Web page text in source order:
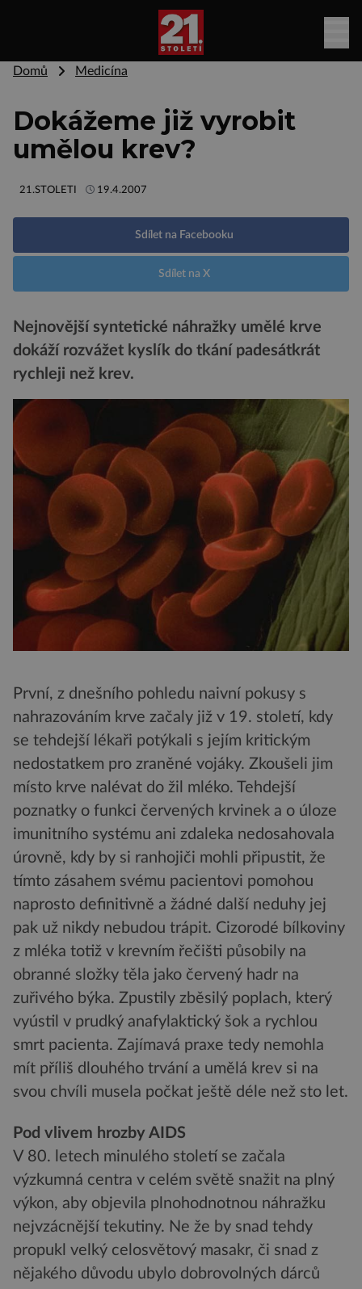
Domů Medicína
Dokážeme již vyrobit
umělou krev?
21.STOLETI 19.4.2007
Sdílet na Facebooku
Sdílet na X
Nejnovější syntetické náhražky umělé krve
dokáží rozvážet kyslík do tkání padesátkrát
rychleji než krev.
První, z dnešního pohledu naivní pokusy s
nahrazováním krve začaly již v 19. století, kdy
se tehdejší lékaři potýkali s jejím kritickým
nedostatkem pro zraněné vojáky. Zkoušeli jim
místo krve nalévat do žil mléko. Tehdejší
poznatky o funkci červených krvinek a o úloze
imunitního systému ani zdaleka nedosahovala
úrovně, kdy by si ranhojiči mohli připustit, že
tímto zásahem svému pacientovi pomohou
naprosto definitivně a žádné další neduhy jej
pak už nikdy nebudou trápit. Cizorodé bílkoviny
z mléka totiž v krevním řečišti působily na
obranné složky těla jako červený hadr na
zuřivého býka. Zpustily zběsilý poplach, který
vyústil v prudký anafylaktický šok a rychlou
smrt pacienta. Zajímavá praxe tedy nemohla
mít příliš dlouhého trvání a umělá krev si na
svou chvíli musela počkat ještě déle než sto let.
Pod vlivem hrozby AIDS
V 80. letech minulého století se začala
výzkumná centra v celém světě snažit na plný
výkon, aby objevila plnohodnotnou náhražku
nejvzácnější tekutiny. Ne že by snad tehdy
propukl velký celosvětový masakr, či snad z
nějakého důvodu ubylo dobrovolných dárců